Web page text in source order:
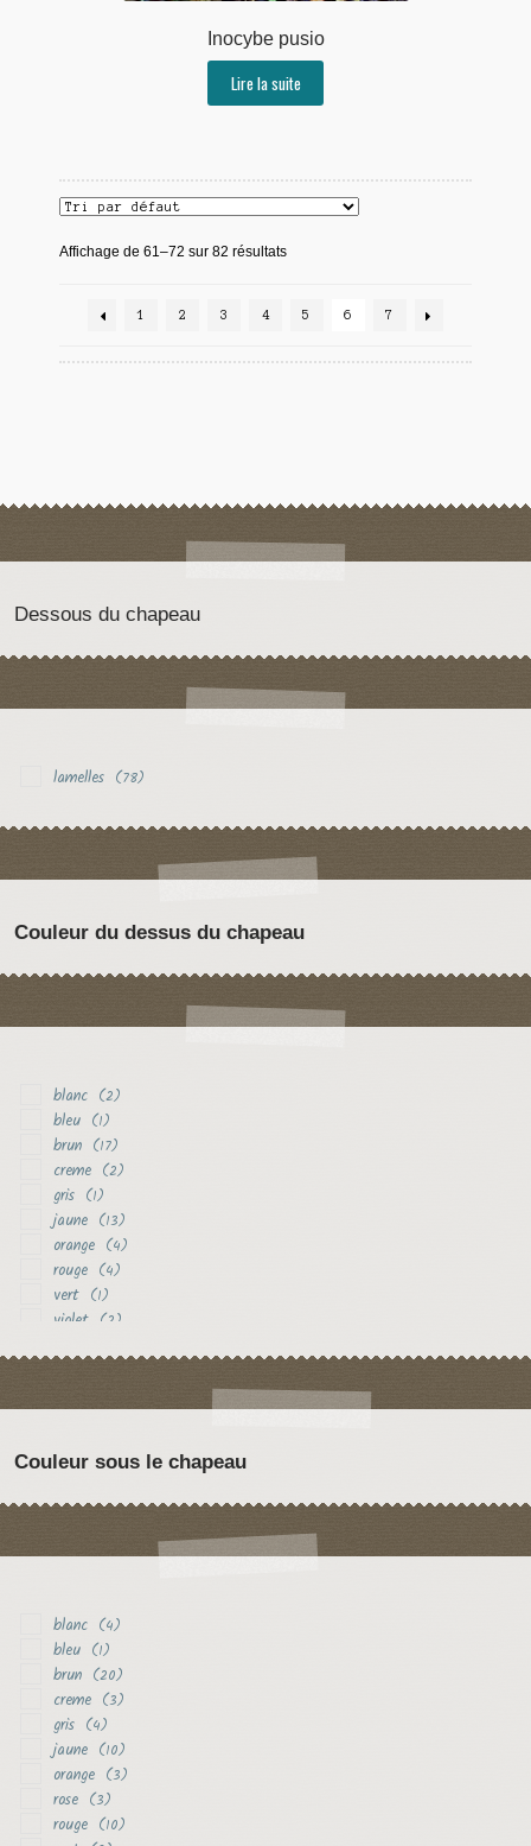
Inocybe pusio
Lire la suite
Affichage de 61–72 sur 82 résultats
1 2 3 4 5 6 7
Dessous du chapeau
lamelles (78)
Couleur du dessus du chapeau
blanc (2)
bleu (1)
brun (17)
creme (2)
gris (1)
jaune (13)
orange (4)
rouge (4)
vert (1)
violet (2)
Couleur sous le chapeau
blanc (4)
bleu (1)
brun (20)
creme (3)
gris (4)
jaune (10)
orange (3)
rose (3)
rouge (10)